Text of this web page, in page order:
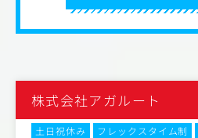
株式会社アガルート
土日祝休み フレックスタイム制